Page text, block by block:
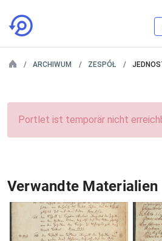
ARCHIWUM ZESPÓŁ
Portlet ist temporär nicht
Verwandte Materialien